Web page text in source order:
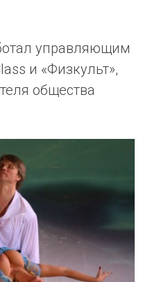
управляющим
и «Физкульт»,
общества